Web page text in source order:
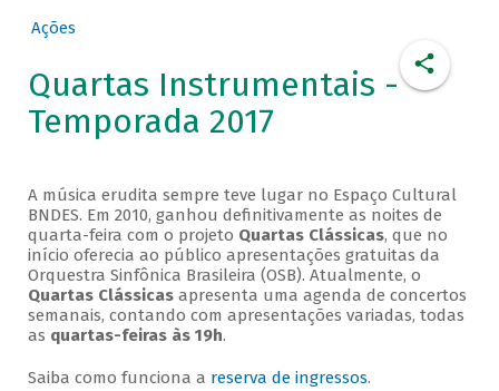
Ações
Quartas Instrumentais -
Temporada 2017
A música erudita sempre teve lugar no Espaço Cultural
BNDES. Em 2010, ganhou definitivamente as noites de
quarta-feira com o projeto Quartas Clássicas, que no
início oferecia ao público apresentações gratuitas da
Orquestra Sinfônica Brasileira (OSB). Atualmente, o
Quartas Clássicasapresenta uma agenda de concertos
semanais, contando com apresentações variadas, todas
as quartas-feiras às 19h.
Saiba como funciona a reserva de ingressos.